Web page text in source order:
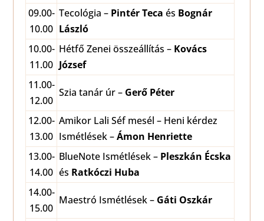
09.00-
10.00
Tecológia – Pintér Tecaés Bognár
László
10.00-
11.00
Hétfő Zenei összeállítás – Kovács
József
11.00-
12.00
Szia tanár úr – Gerő Péter
12.00-
13.00
Amikor Lali Séf mesél – Heni kérdez
Ismétlések –Ámon Henriette
13.00-
14.00
BlueNote Ismétlések – Pleszkán Écska
és Ratkóczi Huba
14.00-
15.00
Maestró Ismétlések – Gáti Oszkár